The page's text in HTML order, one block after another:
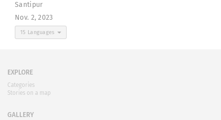
Santipur
Nov. 2, 2023
15 Languages
EXPLORE
Categories
Stories on a map
GALLERY